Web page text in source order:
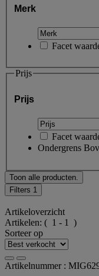
Merk
Facet
Prijs
Prijs
Facet
Ondergrens
Toon alle producten.
Filters 1
Artikeloverzicht
Artikelen: ( 1 - 1 )
Sorteer op
Artikelnummer :